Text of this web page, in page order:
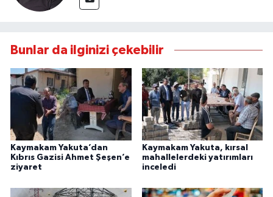
Bunlar da ilginizi çekebilir
Kaymakam Yakuta’dan
Kıbrıs Gazisi Ahmet Şeşen’e
ziyaret
Kaymakam Yakuta, kırsal
mahallelerdeki yatırımları
inceledi